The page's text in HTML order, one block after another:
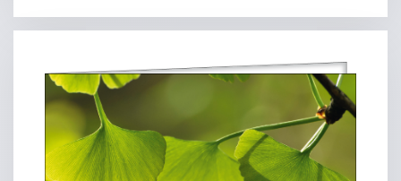
erweckt mir alle Sinnen;
und lasse, was dem Höchsten klingt,
aus meinem Herzen rinnen.
Hilf mir und segne meinen Geist
mit Segen, der vom Himmel fleußt,
daß ich dir stetig blühe;
gib, daß der Sommer deiner Gnad